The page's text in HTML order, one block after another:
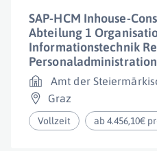
SAP-HCM Inhouse-
Abteilung 1
Informationstechnik
Amt der
Graz
Vollzeit ab 4.456,10€